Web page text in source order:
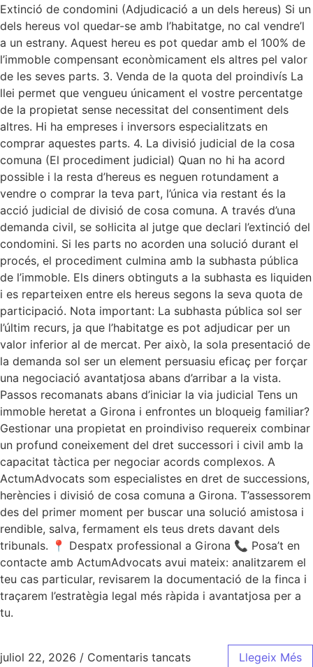
Extinció de condomini (Adjudicació a un dels hereus) Si un
dels hereus vol quedar-se amb l’habitatge, no cal vendre’l
a un estrany. Aquest hereu es pot quedar amb el 100% de
l’immoble compensant econòmicament els altres pel valor
de les seves parts. 3. Venda de la quota del proindivís La
llei permet que vengueu únicament el vostre percentatge
de la propietat sense necessitat del consentiment dels
altres. Hi ha empreses i inversors especialitzats en
comprar aquestes parts. 4. La divisió judicial de la cosa
comuna (El procediment judicial) Quan no hi ha acord
possible i la resta d’hereus es neguen rotundament a
vendre o comprar la teva part, l’única via restant és la
acció judicial de divisió de cosa comuna. A través d’una
demanda civil, se sol·licita al jutge que declari l’extinció del
condomini. Si les parts no acorden una solució durant el
procés, el procediment culmina amb la subhasta pública
de l’immoble. Els diners obtinguts a la subhasta es liquiden
i es reparteixen entre els hereus segons la seva quota de
participació. Nota important: La subhasta pública sol ser
l’últim recurs, ja que l’habitatge es pot adjudicar per un
valor inferior al de mercat. Per això, la sola presentació de
la demanda sol ser un element persuasiu eficaç per forçar
una negociació avantatjosa abans d’arribar a la vista.
Passos recomanats abans d’iniciar la via judicial Tens un
immoble heretat a Girona i enfrontes un bloqueig familiar?
Gestionar una propietat en proindiviso requereix combinar
un profund coneixement del dret successori i civil amb la
capacitat tàctica per negociar acords complexos. A
ActumAdvocats som especialistes en dret de successions,
herències i divisió de cosa comuna a Girona. T’assessorem
des del primer moment per buscar una solució amistosa i
rendible, salva, fermament els teus drets davant dels
tribunals. 📍 Despatx professional a Girona 📞 Posa’t en
contacte amb ActumAdvocats avui mateix: analitzarem el
teu cas particular, revisarem la documentació de la finca i
traçarem l’estratègia legal més ràpida i avantatjosa per a
tu.
juliol 22, 2026 / Comentaris tancats Llegeix Més